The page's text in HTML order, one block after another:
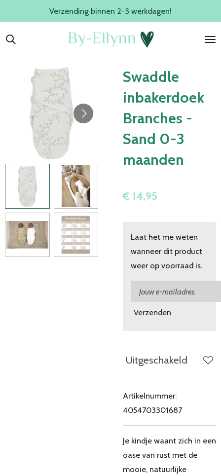
naar
hoofdinhoud
Verzending binnen 2-3 werkdagen!
Swaddle
inbakerdoek
Branches -
Sand 0-3
maanden
€ 14,95
Laat het me weten
wanneer dit product
weer op voorraad is.
Verzenden
Uitgeschakeld
Artikelnummer:
4054703301687
Je kindje waant zich in een
oase van rust met de
mooie, natuurlijke